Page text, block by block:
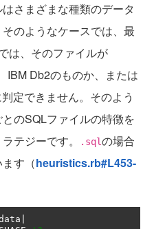
さまざまな種類のデータ
のようなケースでは、最
は、そのファイルが
IBM Db2のものか、または
定できません。そのよう
のSQLファイルの特徴を
テジーです。
.sqlの場合
す（heuristics.rb#L453-